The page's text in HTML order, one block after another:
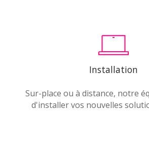
Installation
Sur-place ou à distance, notre
d'installer vos nouvelles